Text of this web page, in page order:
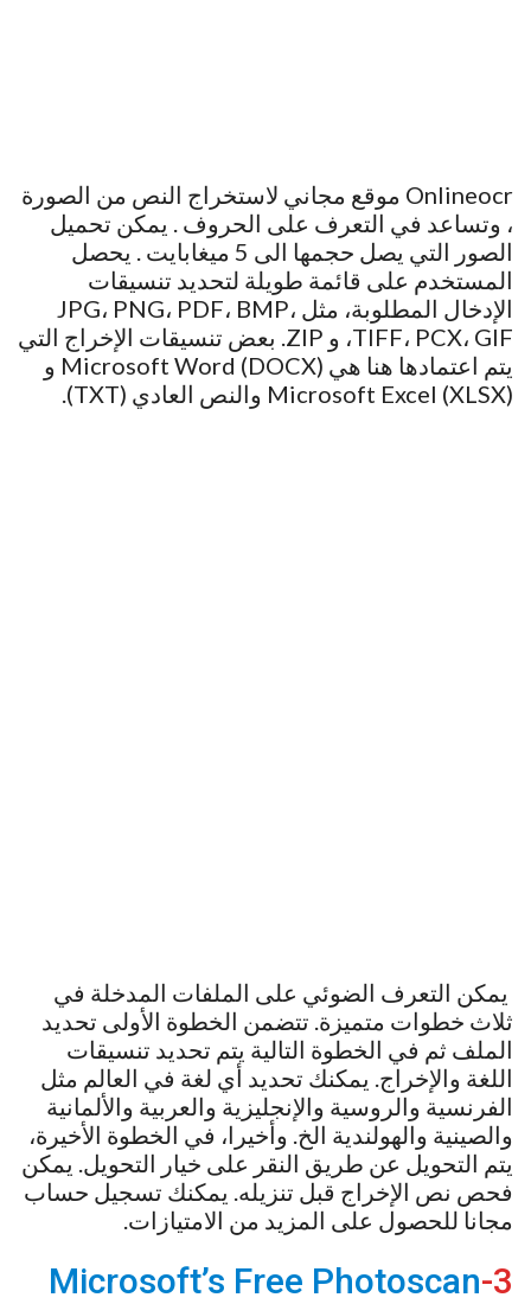
Onlineocr موقع مجاني لاستخراج النص من الصورة
، وتساعد في التعرف على الحروف . يمكن تحميل
الصور التي يصل حجمها الى 5 ميغابايت . يحصل
المستخدم على قائمة طويلة لتحديد تنسيقات
الإدخال المطلوبة، مثل JPG، PNG، PDF، BMP،
TIFF، PCX، GIF، و ZIP. بعض تنسيقات الإخراج التي
يتم اعتمادها هنا هي Microsoft Word (DOCX) و
Microsoft Excel (XLSX) والنص العادي (TXT).
يمكن التعرف الضوئي على الملفات المدخلة في
ثلاث خطوات متميزة. تتضمن الخطوة الأولى تحديد
الملف ثم في الخطوة التالية يتم تحديد تنسيقات
اللغة والإخراج. يمكنك تحديد أي لغة في العالم مثل
الفرنسية والروسية والإنجليزية والعربية والألمانية
والصينية والهولندية الخ. وأخيرا، في الخطوة الأخيرة،
يتم التحويل عن طريق النقر على خيار التحويل. يمكن
فحص نص الإخراج قبل تنزيله. يمكنك تسجيل حساب
مجانا للحصول على المزيد من الامتيازات.
3-
Microsoft’s Free Photoscan